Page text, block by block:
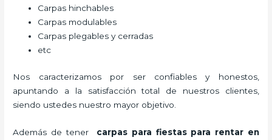
Carpas hinchables
Carpas modulables
Carpas plegables y cerradas
etc
Nos caracterizamos por ser confiables y honestos,
apuntando a la satisfacción total de nuestros clientes,
siendo ustedes nuestro mayor objetivo.
Además de tener carpas para fiestas para rentar en